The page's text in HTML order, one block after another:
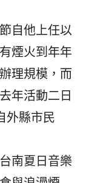
自他上任以
煙火到年年
理規模，而
年活動二日
外縣市民
南夏日音樂